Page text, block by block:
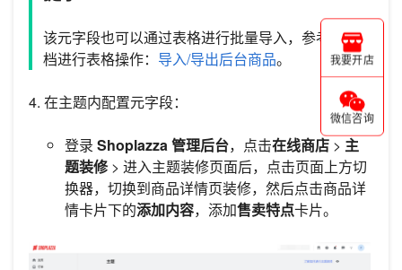
该元字段也可以通过表格进行批量导入，参考此文
档进行表格操作： 导入/导出后台商品。
4. 在主题内配置元字段：
登录 Shoplazza 管理后台，点击在线商店 > 主
题装修> 进入主题装修页面后，点击页面上方切
换器，切换到商品详情页装修，然后点击商品详
情卡片下的添加内容，添加售卖特点卡片。
我要开店
微信咨询